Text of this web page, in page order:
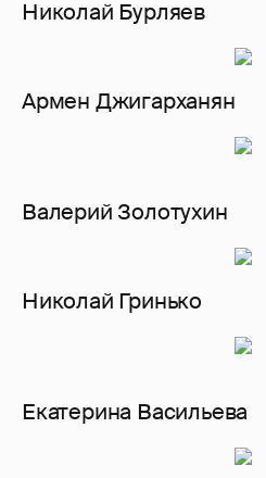
Николай Бурляев
Армен Джигарханян
Валерий Золотухин
Николай Гринько
Екатерина Васильева